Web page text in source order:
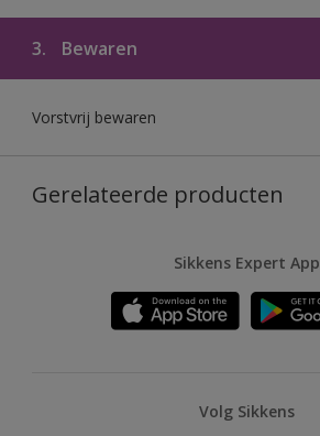
3. Bewaren
Vorstvrij bewaren
Gerelateerde producten
Sikkens Expert App
Volg Sikkens